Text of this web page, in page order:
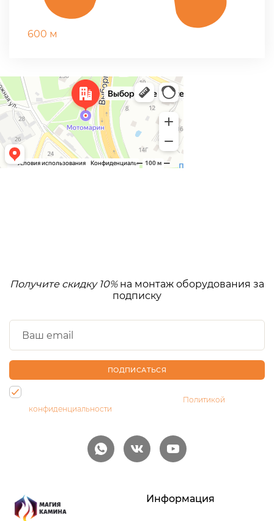
600 м
Получите скидку 10%на монтаж оборудования за
подписку
ПОДПИСАТЬСЯ
Политикой
конфиденциальности
Информация